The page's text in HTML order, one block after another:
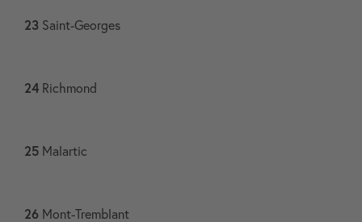
23 Saint-Georges​
24 Richmond
25 Malartic​
26 Mont-Tremblant​